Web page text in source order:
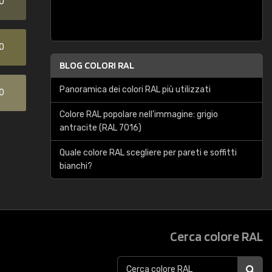
BLOG COLORI RAL
Panoramica dei colori RAL più utilizzati
Colore RAL popolare nell'immagine: grigio
antracite (RAL 7016)
Quale colore RAL scegliere per pareti e soffitti
bianchi?
Cerca colore RAL